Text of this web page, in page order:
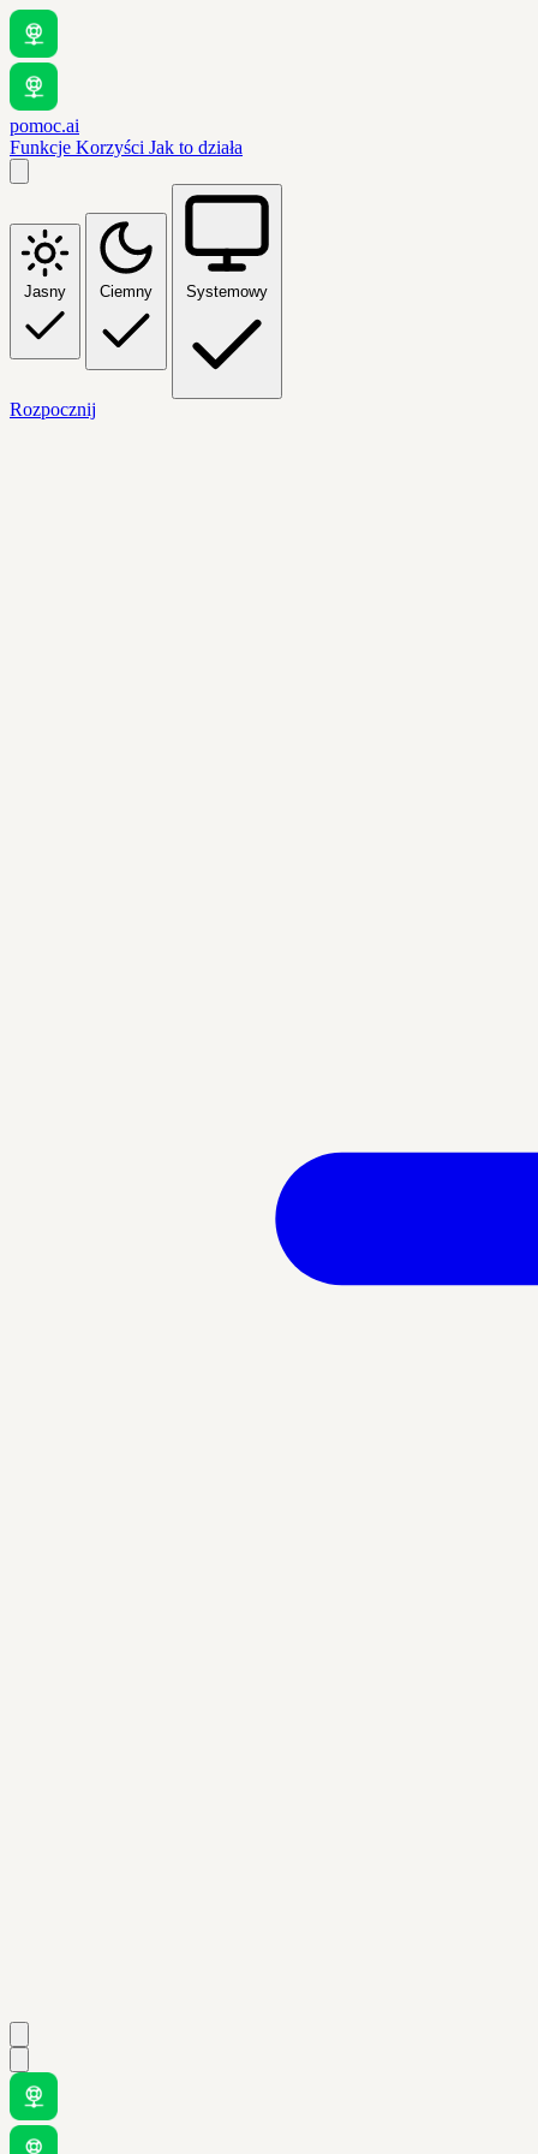
pomoc.ai
Funkcje Korzyści Jak to działa
Jasny Ciemny Systemowy
Rozpocznij